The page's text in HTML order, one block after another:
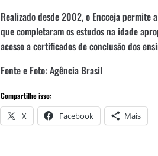
Realizado desde 2002, o Encceja
que completaram os estudos na idade
acesso a certificados de conclusão dos
Fonte e Foto: Agência Brasil
Compartilhe isso:
X Facebook Mais